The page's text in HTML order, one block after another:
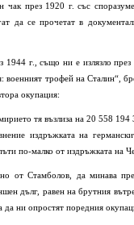
през 1920 г. със
да се прочетат в
г., също ни е излязло
военният трофей на Сталин“,
окупация:
тя възлиза на 20 558
издръжката на
по-малко от издръжката на
от Стамболов, да минава
дълг, равен на брутния
ни опростят поредния